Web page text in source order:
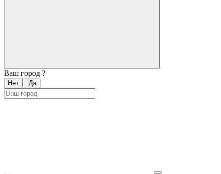
Ваш город ?
Нет Да